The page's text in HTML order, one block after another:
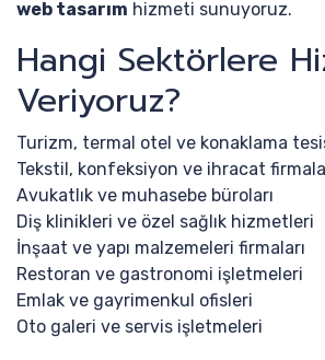
web tasarım hizmeti sunuyoruz.
Hangi Sektörlere
Veriyoruz?
Turizm, termal otel ve konaklama
Tekstil, konfeksiyon ve ihracat
Avukatlık ve muhasebe büroları
Diş klinikleri ve özel sağlık hizmetleri
İnşaat ve yapı malzemeleri firmaları
Restoran ve gastronomi işletmeleri
Emlak ve gayrimenkul ofisleri
Oto galeri ve servis işletmeleri